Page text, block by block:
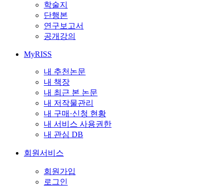
학술지
단행본
연구보고서
공개강의
MyRISS
내 추천논문
내 책장
내 최근 본 논문
내 저작물관리
내 구매·신청 현황
내 서비스 사용권한
내 관심 DB
회원서비스
회원가입
로그인